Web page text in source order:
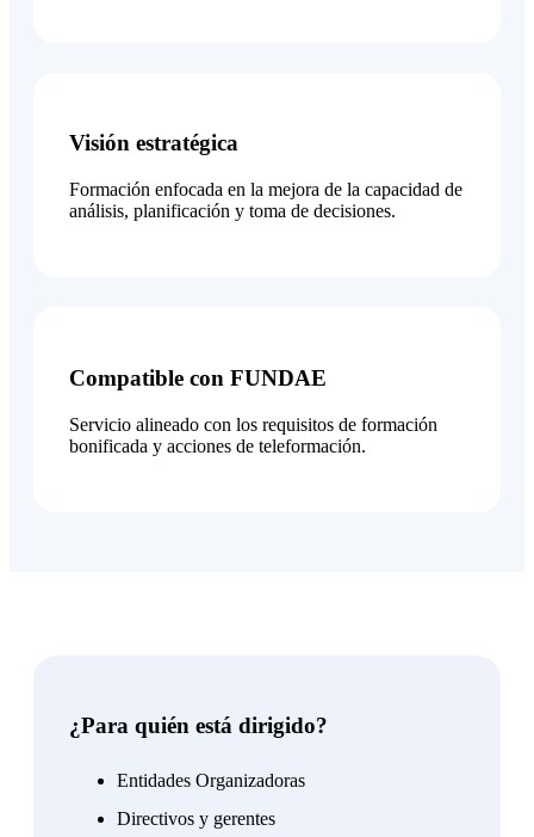
Visión estratégica
Formación enfocada en la mejora de la capacidad de
análisis, planificación y toma de decisiones.
Compatible con FUNDAE
Servicio alineado con los requisitos de formación
bonificada y acciones de teleformación.
¿Para quién está dirigido?
Entidades Organizadoras
Directivos y gerentes